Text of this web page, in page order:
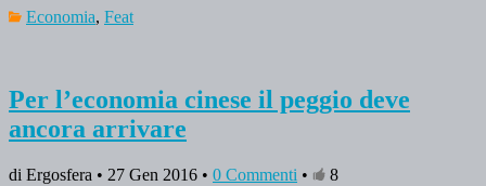
Economia, Feat
Per l’economia cinese il peggio deve
ancora arrivare
di Ergosfera • 27 Gen 2016 • 0 Commenti •
8